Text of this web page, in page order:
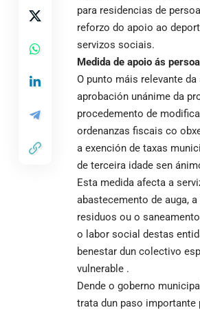
para residencias de
reforzo do apoio ao
servizos sociais.
Medida de apoio ás
O punto máis relevante
aprobación unánime da
procedemento de
ordenanzas fiscais co
a exención de taxas
de terceira idade sen
Esta medida afecta a
abastecemento de auga,
residuos ou o
o labor social destas
benestar dun colectivo
vulnerable .
Dende o goberno
trata dun paso importante